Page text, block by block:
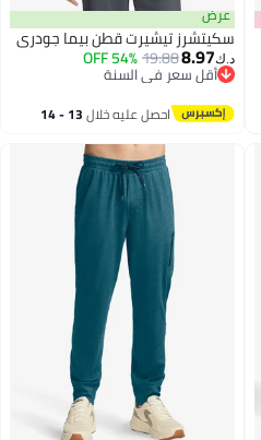
عرض
سكيتشرز تيشيرت قطن بيما جودري
د.ك‏8.97
19.88
54% OFF
أقل سعر في السنة
أقل سعر في السنة
احصل عليه خلال 13 - 14